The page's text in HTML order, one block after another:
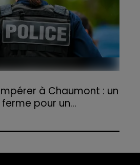
à Chaumont : un
pour un...
permis et la confiscation